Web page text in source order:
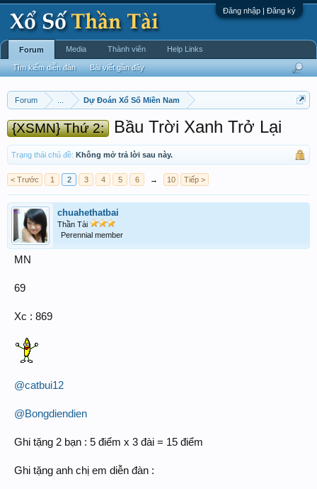
Đăng nhập | Đăng ký
Forum Dự Đoán Xổ Số Miền Nam
{XSMN} Thứ 2: Bầu Trời Xanh Trở Lại
Trạng thái chủ đề: Không mở trả lời sau này.
< Trước 1 2 3 4 5 6 → 10 Tiếp >
chuahethatbai
Thần Tài
Perennial member
MN
69
Xc : 869
@catbui12
@Bongdiendien
Ghi tặng 2 bạn : 5 điểm x 3 đài = 15 điểm
Ghi tặng anh chị em diễn đàn :
Forum
Tìm kiếm diễn đàn Bài viết gần đây
Media Thành viên Help Links